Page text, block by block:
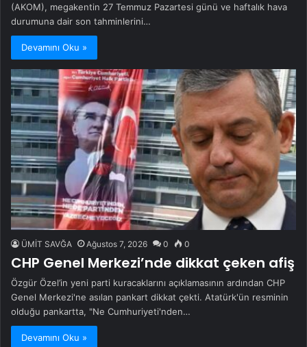
(AKOM), megakentin 27 Temmuz Pazartesi günü ve haftalık hava
durumuna dair son tahminlerini…
Devamını Oku »
ÜMİT SAVĞA Ağustos 7, 2026 0 0
CHP Genel Merkezi’nde dikkat çeken afiş
Özgür Özel’in yeni parti kuracaklarını açıklamasının ardından CHP
Genel Merkezi'ne asılan pankart dikkat çekti. Atatürk'ün resminin
olduğu pankartta, "Ne Cumhuriyeti'nden…
Devamını Oku »